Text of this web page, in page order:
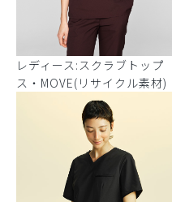
レディース:スクラブトップ
ス・MOVE(リサイクル素材)